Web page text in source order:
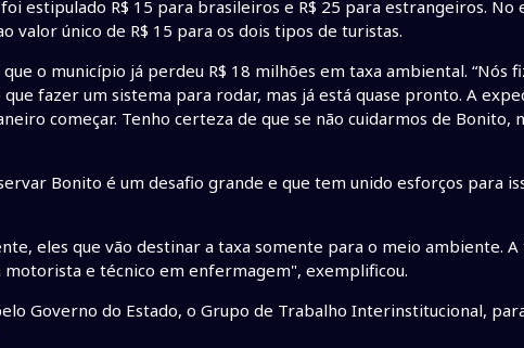
estipulado R$ 15 para brasileiros e R$ 25 para estrangeiros. No
valor único de R$ 15 para os dois tipos de turistas.
o município já perdeu R$ 18 milhões em taxa ambiental. “Nós
fazer um sistema para rodar, mas já está quase pronto. A
começar. Tenho certeza de que se não cuidarmos de Bonito,
Bonito é um desafio grande e que tem unido esforços para
eles que vão destinar a taxa somente para o meio ambiente.
e técnico em enfermagem", exemplificou.
Governo do Estado, o Grupo de Trabalho Interinstitucional,